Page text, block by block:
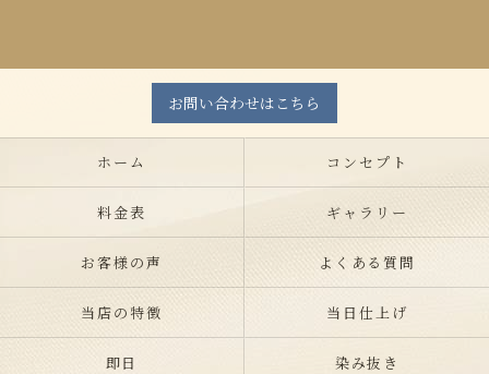
お問い合わせはこちら
ホーム コンセプト
料金表 ギャラリー
お客様の声 よくある質問
当店の特徴 当日仕上げ
即日 染み抜き